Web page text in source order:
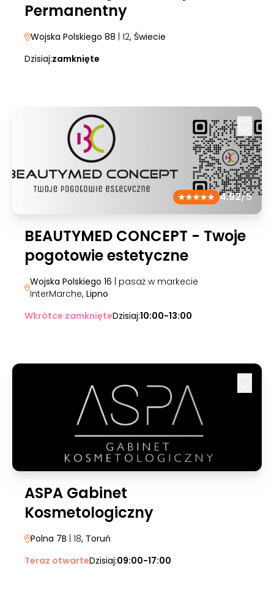
Permanentny
Wojska Polskiego 88 | 12, Świecie
Dzisiaj:zamknięte
4.92/5
BEAUTYMED CONCEPT - Twoje
pogotowie estetyczne
Wojska Polskiego 16 | pasaż w markecie
InterMarche, Lipno
Wkrótce zamknięteDzisiaj:10:00-13:00
ASPA Gabinet
Kosmetologiczny
Polna 7B | 18, Toruń
Teraz otwarteDzisiaj:09:00-17:00